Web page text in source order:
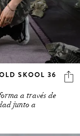
SKOOL 36
a través de
junto a